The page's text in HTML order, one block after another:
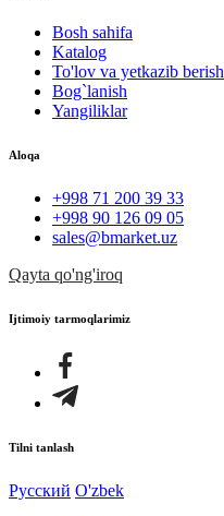
Bosh sahifa
Katalog
To'lov va yetkazib berish
Bog`lanish
Yangiliklar
Aloqa
+998 71 200 39 33
+998 90 126 09 05
sales@bmarket.uz
Qayta qo'ng'iroq
Ijtimoiy tarmoqlarimiz
Tilni tanlash
Русский O'zbek